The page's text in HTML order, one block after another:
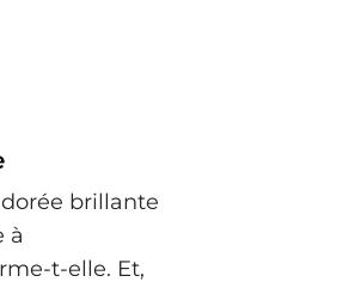
brillante
à
t-elle. Et,